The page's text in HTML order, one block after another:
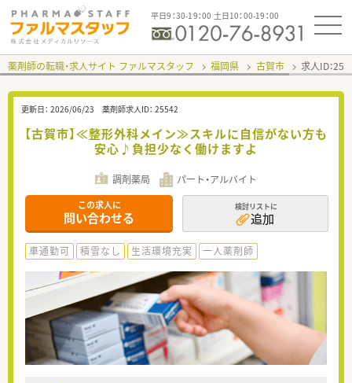
平日9：30-19：00 土日10：00-19：00
薬剤師の転職・求人サイト ファルマスタッフ 福岡県 古賀市 求人ID：
更新日： 2026/06/23 薬剤師求人ID： 25542
【古賀市】≪整形外科メイン≫スキルに自信がない方も
安心♪負担少なく働けますよ
調剤薬局 パート・アルバイト
この求人に
問い合わせる
検討リストに
追加
車通勤可 積雪なし 生活環境充実 一人薬剤師